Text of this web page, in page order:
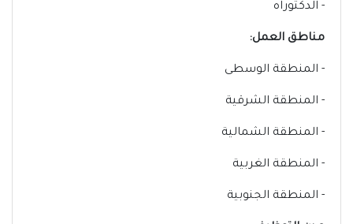
- الدكتوراه
مناطق العمل:
- المنطقة الوسطى
- المنطقة الشرقية
- المنطقة الشمالية
- المنطقة الغربية
- المنطقة الجنوبية